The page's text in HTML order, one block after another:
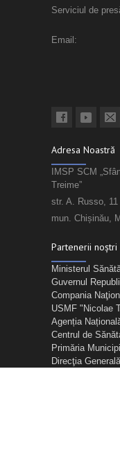
Serviciul de
Email:
Adresa Noastră
IMSP SCM
Treime”
str. A. Russo, 11
mun. Chișinău,
Partenerii noștri
Ministerul
Guvernul
Compania
USMF "Nicolae
Agenția
Centrul de
Primăria
Direcţia